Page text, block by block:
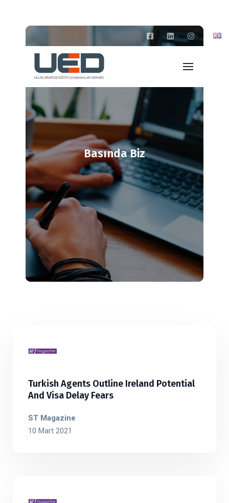
Basında Biz
Turkish Agents Outline Ireland Potential
And Visa Delay Fears
ST Magazine
10 Mart 2021